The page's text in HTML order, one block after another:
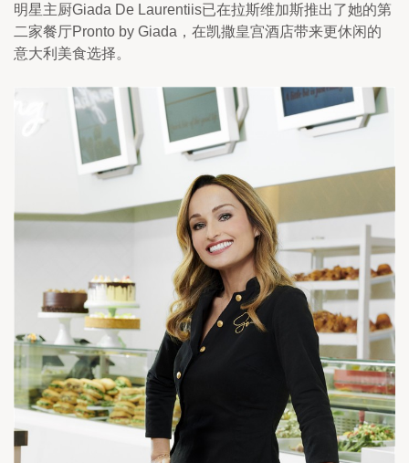
明星主厨Giada De Laurentiis已在拉斯维加斯推出了她的第
二家餐厅Pronto by Giada，在凯撒皇宫酒店带来更休闲的
意大利美食选择。